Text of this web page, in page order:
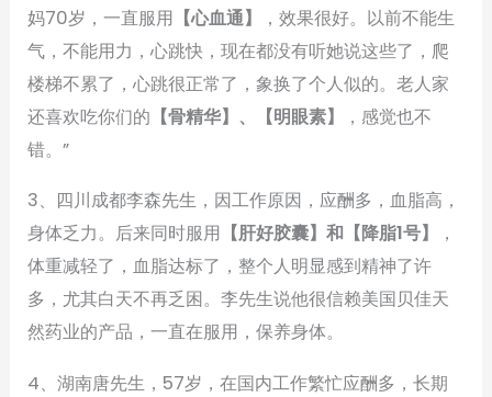
妈70岁，一直服用 【心血通】
，效果很好。以前不能生
气，不能用力，心跳快，现在都没有听她说这些了，爬
楼梯不累了，心跳很正常了，象换了个人似的。老人家
还喜欢吃你们的 【骨精华】、【明眼素】
，感觉也不
错。”
3、四川成都李森先生，因工作原因，应酬多，血脂高，
身体乏力。后来同时服用 【肝好胶囊】和【降脂1号】
，
体重减轻了，血脂达标了，整个人明显感到精神了许
多，尤其白天不再乏困。李先生说他很信赖美国贝佳天
然药业的产品，一直在服用，保养身体。
4、湖南唐先生，57岁，在国内工作繁忙应酬多，长期